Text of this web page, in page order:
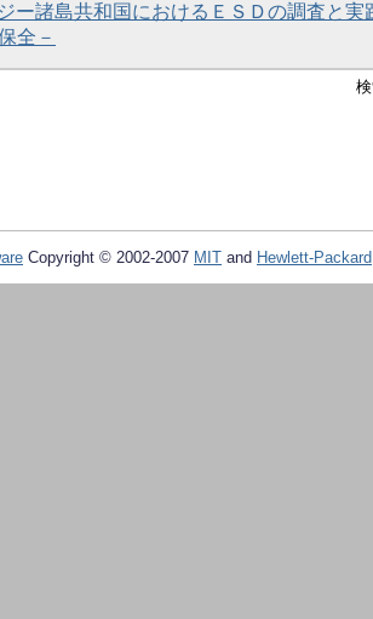
ー諸島共和国におけるＥＳＤの調査と
全－
Copyright © 2002-2007 MIT and Hewlett-Packard